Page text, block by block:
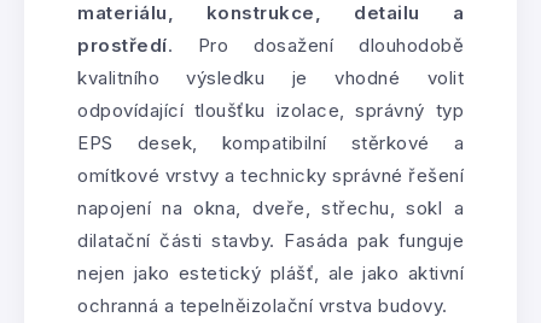
materiálu, konstrukce, detailu a
prostředí. Pro dosažení dlouhodobě
kvalitního výsledku je vhodné volit
odpovídající tloušťku izolace, správný typ
EPS desek, kompatibilní stěrkové a
omítkové vrstvy a technicky správné řešení
napojení na okna, dveře, střechu, sokl a
dilatační části stavby. Fasáda pak funguje
nejen jako estetický plášť, ale jako aktivní
ochranná a tepelněizolační vrstva budovy.